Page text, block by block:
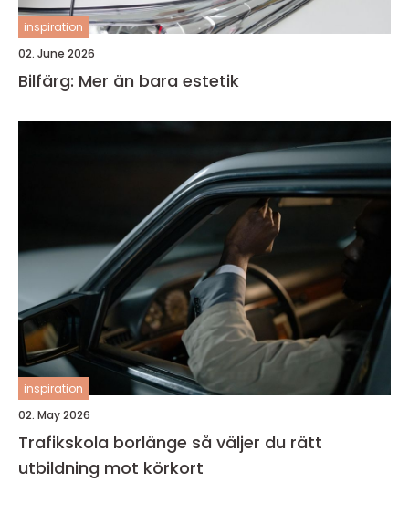
inspiration
02. June 2026
Bilfärg: Mer än bara estetik
inspiration
02. May 2026
Trafikskola borlänge så väljer du rätt
utbildning mot körkort